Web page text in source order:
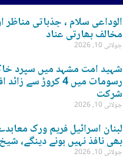
الوداعی سلام ، جذباتی مناظر
مخالف بھارتی عناد
جولائی 10, 2026
شہید امت مشہد میں سپرد
رسومات میں 4 کروڑ سے
شرکت
جولائی 10, 2026
لبنان اسرائیل فریم ورک
بھی نافذ نہیں ہونے دینگے،
جولائی 10, 2026